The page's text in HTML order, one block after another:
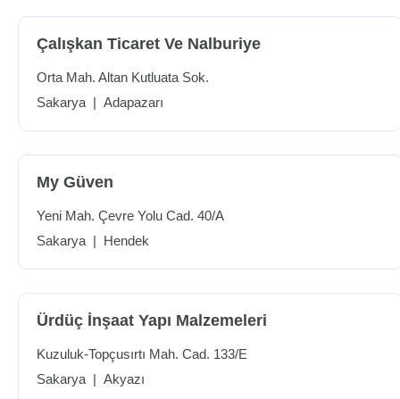
Çalışkan Ticaret Ve Nalburiye
Orta Mah. Altan Kutluata Sok.
Sakarya | Adapazarı
My Güven
Yeni Mah. Çevre Yolu Cad. 40/A
Sakarya | Hendek
Ürdüç İnşaat Yapı Malzemeleri
Kuzuluk-Topçusırtı Mah. Cad. 133/E
Sakarya | Akyazı